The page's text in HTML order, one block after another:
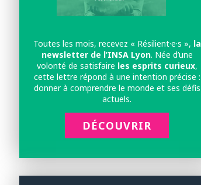
Toutes les mois, recevez « Résilient·e·s », la
newsletter de l’INSA Lyon. Née d’une
volonté de satisfaire les esprits curieux,
cette lettre répond à une intention précise :
donner à comprendre le monde et ses défis
actuels.
DÉCOUVRIR